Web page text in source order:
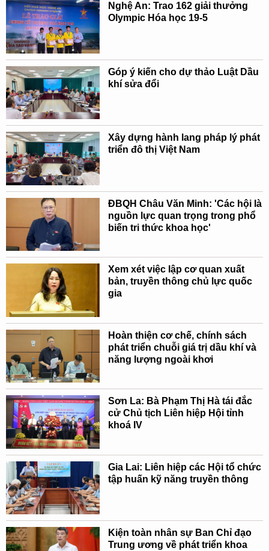
Nghệ An: Trao 162 giải thưởng
Olympic Hóa học 19-5
Góp ý kiến cho dự thảo Luật Dầu
khí sửa đổi
Xây dựng hành lang pháp lý phát
triển đô thị Việt Nam
ĐBQH Châu Văn Minh: 'Các hội là
nguồn lực quan trọng trong phổ
biến tri thức khoa học'
Xem xét việc lập cơ quan xuất
bản, truyền thông chủ lực quốc
gia
Hoàn thiện cơ chế, chính sách
phát triển chuỗi giá trị dầu khí và
năng lượng ngoài khơi
Sơn La: Bà Phạm Thị Hà tái đắc
cử Chủ tịch Liên hiệp Hội tỉnh
khoá IV
Gia Lai: Liên hiệp các Hội tổ chức
tập huấn kỹ năng truyền thông
Kiện toàn nhân sự Ban Chỉ đạo
Trung ương về phát triển khoa